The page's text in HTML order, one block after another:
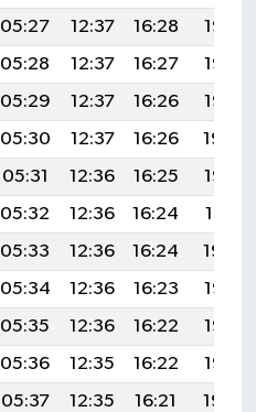
05:27 12:37 16:28
19:38
05:28 12:37 16:27
19:36
05:29 12:37 16:26
19:35
05:30 12:37 16:26
19:34
05:31 12:36 16:25
19:32
05:32 12:36 16:24
19:31
05:33 12:36 16:24
19:30
05:34 12:36 16:23
19:28
05:35 12:36 16:22
19:27
05:36 12:35 16:22
19:25
05:37 12:35 16:21
19:24